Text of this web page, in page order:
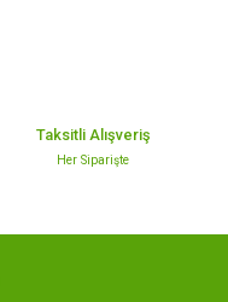
Taksitli Alışveriş
Her Siparişte